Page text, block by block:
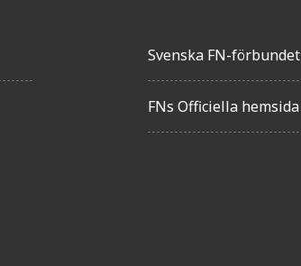
Svenska FN-förbundet
FNs Officiella hemsida